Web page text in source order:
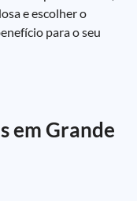
e escolher o
para o seu
em Grande